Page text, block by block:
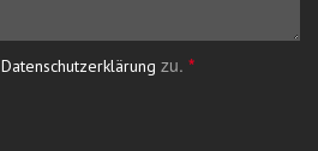
Datenschutzerklärung zu. *